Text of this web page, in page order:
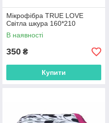
Мікрофібра TRUE LOVE
Світла шкура 160*210
В наявності
350 ₴
Купити